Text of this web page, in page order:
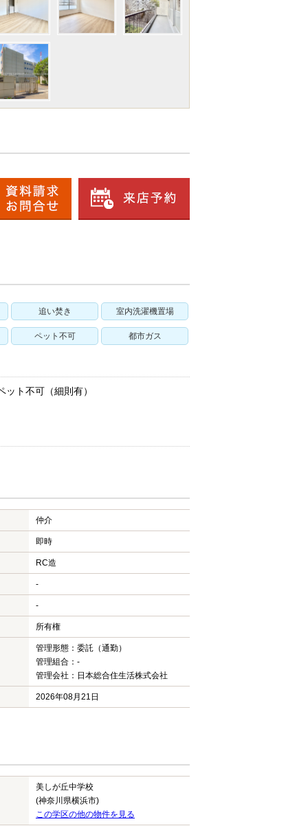
追い焚き 室内洗濯機置場
ペット不可 都市ガス
ット不可（細則有）
仲介
即時
RC造
-
-
所有権
管理形態：委託（通勤）
管理組合：-
管理会社：日本総合住生活株式会社
2026年08月21日
美しが丘中学校
(神奈川県横浜市)
この学区の他の物件を見る